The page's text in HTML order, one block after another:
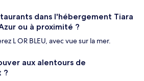
dans l'hébergement Tiara
ou à proximité ?
L OR BLEU, avec vue sur la mer.
aux alentours de
?